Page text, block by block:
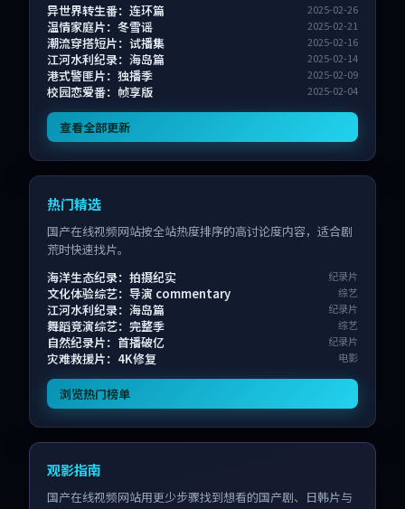
异世界转生番：连环篇
2025-02-26
温情家庭片：冬雪谣 2025-02-21
潮流穿搭短片：试播集 2025-02-16
江河水利纪录：海岛篇 2025-02-14
港式警匪片：独播季 2025-02-09
校园恋爱番：帧享版 2025-02-04
查看全部更新
热门精选
国产在线视频网站按全站热度排序的高讨论度内容，适合剧
荒时快速找片。
海洋生态纪录：拍摄纪实
纪录片
文化体验综艺：导演 commentary 综艺
江河水利纪录：海岛篇 纪录片
舞蹈竞演综艺：完整季 综艺
自然纪录片：首播破亿 纪录片
灾难救援片：4K修复 电影
浏览热门榜单
观影指南
国产在线视频网站用更少步骤找到想看的国产剧、日韩片与